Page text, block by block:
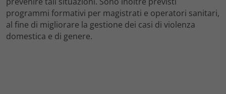
programmi formativi per magistrati e operatori sanitari,
al fine di migliorare la gestione dei casi di violenza
domestica e di genere.